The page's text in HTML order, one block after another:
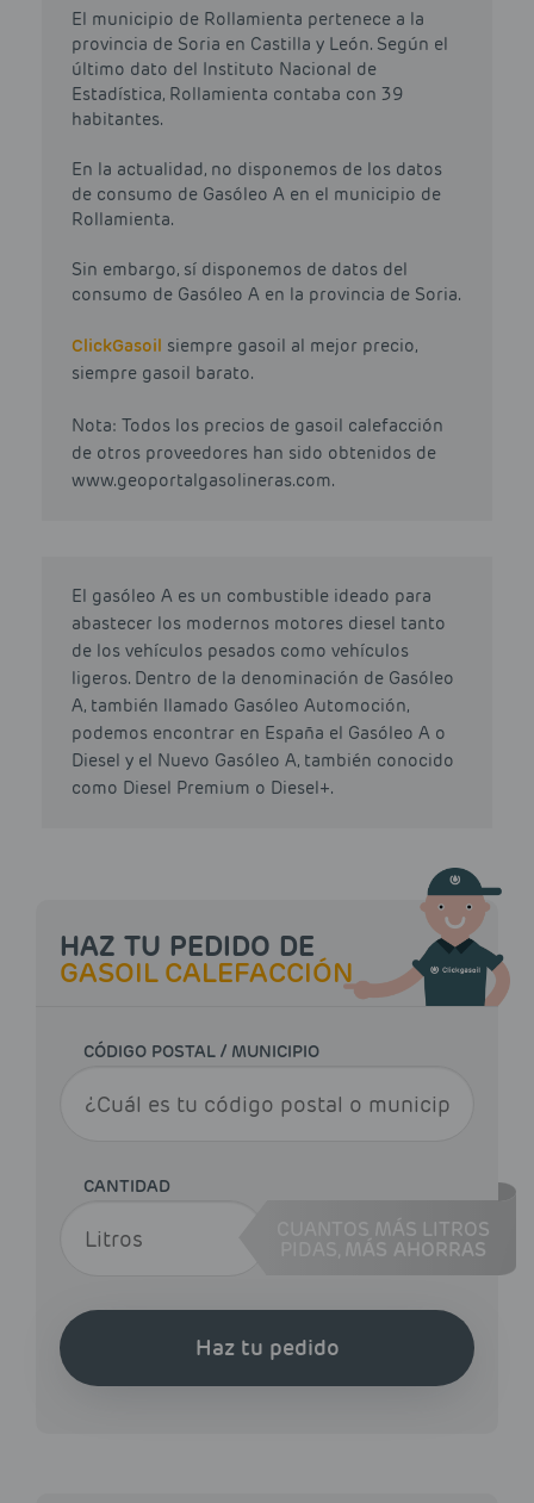
El municipio de Rollamienta pertenece a la
provincia de Soria en Castilla y León. Según el
último dato del Instituto Nacional de
Estadística, Rollamienta contaba con 39
habitantes.
En la actualidad, no disponemos de los datos
de consumo de Gasóleo A en el municipio de
Rollamienta.
Sin embargo, sí disponemos de datos del
consumo de Gasóleo A en la provincia de Soria.
ClickGasoil siempre gasoil al mejor precio,
siempre gasoil barato.
Nota: Todos los precios de gasoil calefacción
de otros proveedores han sido obtenidos de
www.geoportalgasolineras.com.
El gasóleo A es un combustible ideado para
abastecer los modernos motores diesel tanto
de los vehículos pesados como vehículos
ligeros. Dentro de la denominación de Gasóleo
A, también llamado Gasóleo Automoción,
podemos encontrar en España el Gasóleo A o
Diesel y el Nuevo Gasóleo A, también conocido
como Diesel Premium o Diesel+.
HAZ TU PEDIDO DE
GASOIL CALEFACCIÓN
CÓDIGO POSTAL / MUNICIPIO
CANTIDAD
CUANTOS MÁS LITROS
MÁS AHORRAS
Haz tu pedido